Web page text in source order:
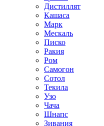
Дистиллят
Кашаса
Марк
Мескаль
Писко
Ракия
Ром
Самогон
Сотол
Текила
Узо
Чача
Шнапс
Зивания